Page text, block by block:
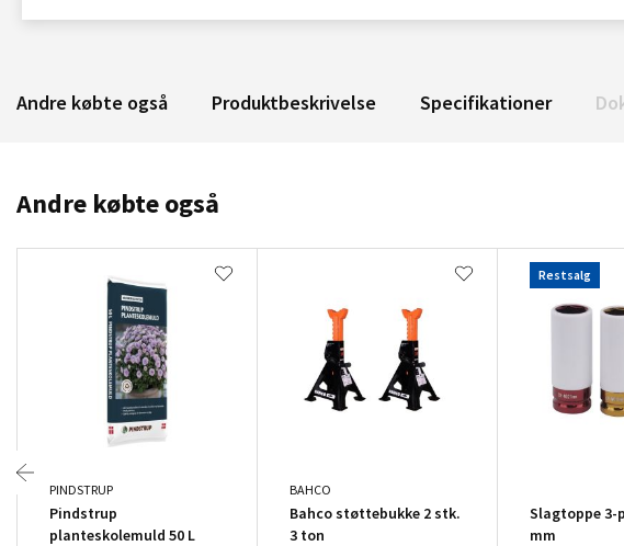
Andre købte også Produktbeskrivelse Specifikationer
Andre købte også
PINDSTRUP
Pindstrup
planteskolemuld 50 L
BAHCO
Bahco støttebukke 2 stk.
3 ton
Restsalg
Slagtoppe 3-
mm